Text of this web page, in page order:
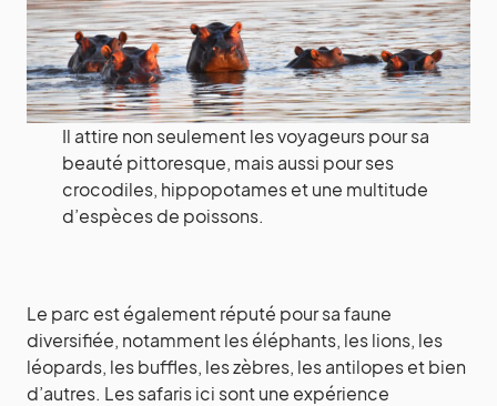
Il attire non seulement les voyageurs pour sa
beauté pittoresque, mais aussi pour ses
crocodiles, hippopotames et une multitude
d’espèces de poissons.
Le parc est également réputé pour sa faune
diversifiée, notamment les éléphants, les lions, les
léopards, les buffles, les zèbres, les antilopes et bien
d’autres. Les safaris ici sont une expérience